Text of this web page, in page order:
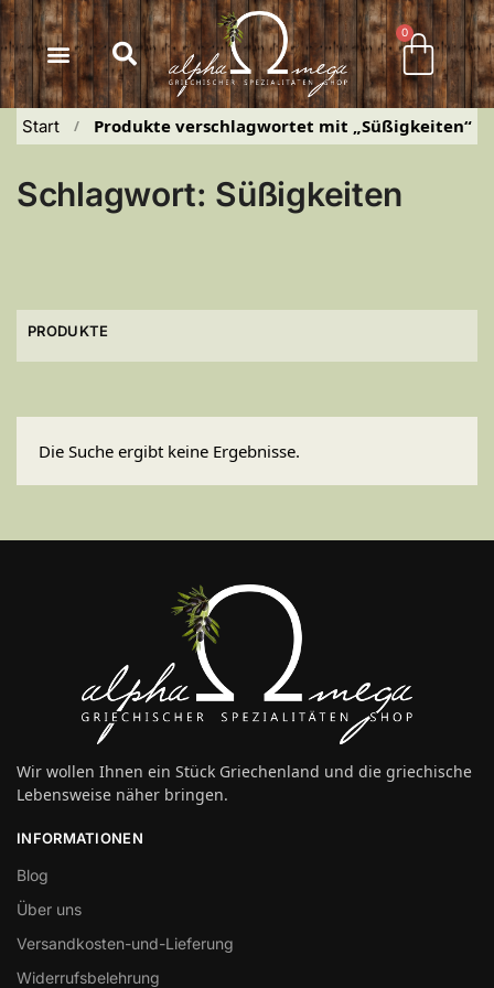
springen
0
Start / Produkte verschlagwortet mit „Süßigkeiten“
Schlagwort: Süßigkeiten
PRODUKTE
Die Suche ergibt keine Ergebnisse.
Wir wollen Ihnen ein Stück Griechenland und die griechische
Lebensweise näher bringen.
INFORMATIONEN
Blog
Über uns
Versandkosten-und-Lieferung
Widerrufsbelehrung